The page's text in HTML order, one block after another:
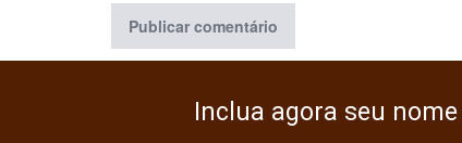
Inclua agora seu